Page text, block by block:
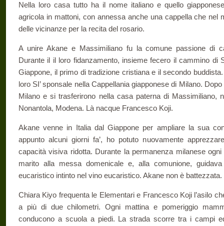
Nella loro casa tutto ha il nome italiano e quello
agricola in mattoni, con annessa anche una cappella che nel
delle vicinanze per la recita del rosario.
A unire Akane e Massimiliano fu la comune passione di
Durante il il loro fidanzamento, insieme fecero il cammino di
Giappone, il primo di tradizione cristiana e il secondo
loro SI’ sponsale nella Cappellania giapponese di Milano.
Milano e si trasferirono nella casa paterna di Massimiliano,
Nonantola, Modena. Là nacque Francesco Koji.
Akane venne in Italia dal Giappone per ampliare la sua
appunto alcuni giorni fa’, ho potuto nuovamente
capacità visiva ridotta. Durante la permanenza milanese
marito alla messa domenicale e, alla comunione,
eucaristico intinto nel vino eucaristico. Akane non è battezzata.
Chiara Kiyo frequenta le Elementari e Francesco Koji l’asilo
a più di due chilometri. Ogni mattina e pomeriggio
conducono a scuola a piedi. La strada scorre tra i campi